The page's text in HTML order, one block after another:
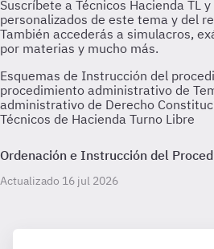
Esquemas de Instrucción del
procedimiento administrativo de
administrativo de Derecho
Técnicos de Hacienda Turno Libre
Ordenación e Instrucción del
Actualizado 16 jul 2026